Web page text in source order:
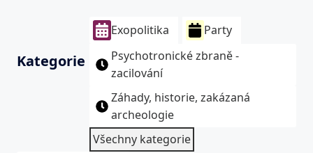
Kategorie
Exopolitika
Party
Psychotronické zbraně -
zacilování
Záhady, historie, zakázaná
archeologie
Všechny kategorie